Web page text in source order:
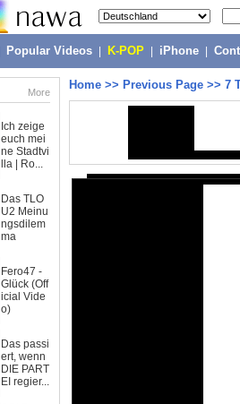
Popular Videos K-POP iPhone
More
Ich zeige
euch mei
ne Stadtvi
lla | Ro...
Das TLO
U2 Meinu
ngsdilem
ma
Fero47 -
Glück (Off
icial Vide
o)
Das passi
ert, wenn
DIE PART
EI regier...
Home >> Previous Page >> 7